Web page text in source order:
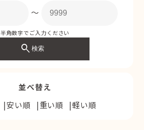
〜
半角数字でご入力ください
search検索
並べ替え
安い順 重い順 軽い順